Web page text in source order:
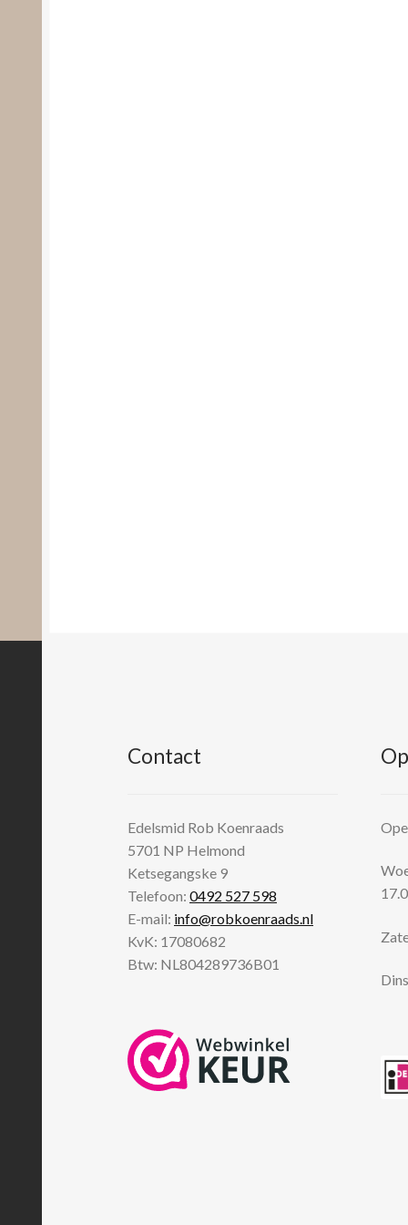
Contact
Edelsmid Rob Koenraads
5701 NP Helmond
Ketsegangske 9
Telefoon:0492 527 598
E-mail: info@robkoenraads.nl
KvK: 17080682
Btw: NL804289736B01